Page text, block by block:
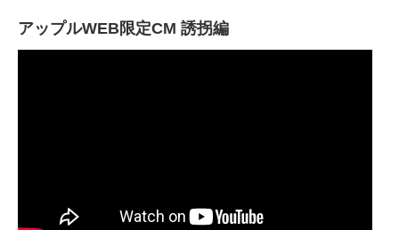
アップルWEB限定CM 誘拐編